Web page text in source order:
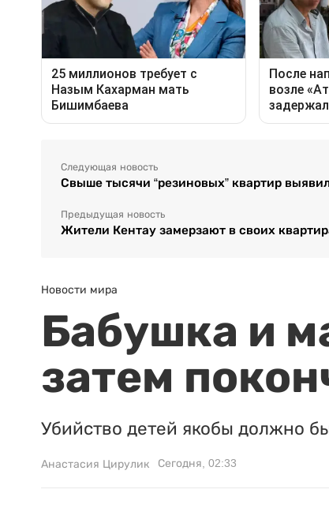
Следующая новость
Свыше тысячи “резиновых” квартир
Предыдущая новость
Жители Кентау замерзают в своих
Новости мира
Бабушка и
затем
Убийство детей якобы должно
Анастасия Цирулик Сегодня, 02:33